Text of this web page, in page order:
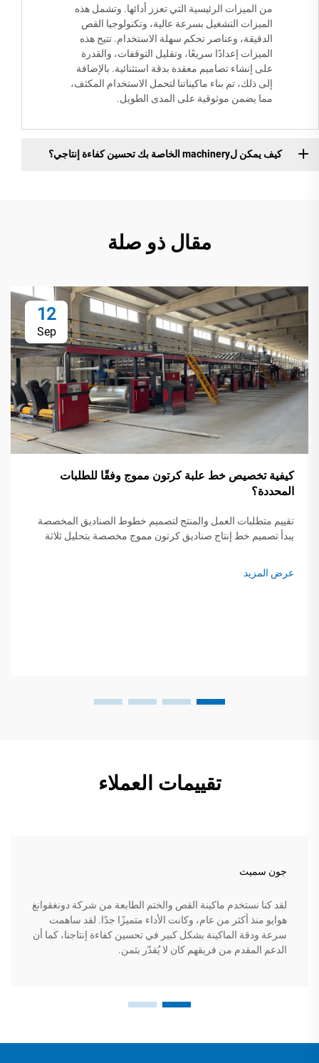
من الميزات الرئيسية التي تعزز أدائها. وتشمل هذه
الميزات التشغيل بسرعة عالية، وتكنولوجيا القص
الدقيقة، وعناصر تحكم سهلة الاستخدام. تتيح هذه
الميزات إعدادًا سريعًا، وتقليل التوقفات، والقدرة
على إنشاء تصاميم معقدة بدقة استثنائية. بالإضافة
إلى ذلك، تم بناء ماكيناتنا لتحمل الاستخدام المكثف،
مما يضمن موثوقية على المدى الطويل.
كيف يمكن لmachinery الخاصة بك تحسين كفاءة إنتاجي؟
مقال ذو صلة
12
Sep
كيفية تخصيص خط علبة كرتون مموج وفقًا للطلبات
المحددة؟
تقييم متطلبات العمل والمنتج لتصميم خطوط الصناديق المخصصة
يبدأ تصميم خط إنتاج صناديق كرتون مموج مخصصة بتحليل ثلاثة
عرض المزيد
تقييمات العملاء
جون سميث
لقد كنا نستخدم ماكينة القص والختم الطابعة من شركة دونغقوانغ
هوايو منذ أكثر من عام، وكانت الأداء متميزًا جدًا. لقد ساهمت
سرعة ودقة الماكينة بشكل كبير في تحسين كفاءة إنتاجنا، كما أن
الدعم المقدم من فريقهم كان لا يُقدّر بثمن.